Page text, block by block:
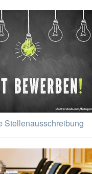
Stellenausschreibung